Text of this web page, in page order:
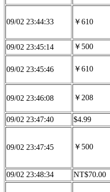
09/02 23:44:33 ￥610
09/02 23:45:14
￥500
09/02 23:45:46 ￥610
09/02 23:46:08 ￥208
09/02 23:47:40
$4.99
09/02 23:47:45 ￥500
09/02 23:48:34 NT$70.00